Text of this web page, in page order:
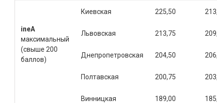
ineА
максимальный
(свыше 200
баллов)
Киевская 225,50
Львовская 213,75
Днепропетровская 204,50
Полтавская 200,75
Винницкая 189,00